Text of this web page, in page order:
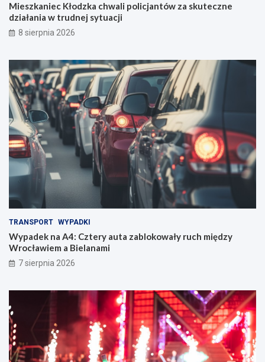
Mieszkaniec Kłodzka chwali policjantów za skuteczne
działania w trudnej sytuacji
8 sierpnia 2026
TRANSPORT WYPADKI
Wypadek na A4: Cztery auta zablokowały ruch między
Wrocławiem a Bielanami
7 sierpnia 2026